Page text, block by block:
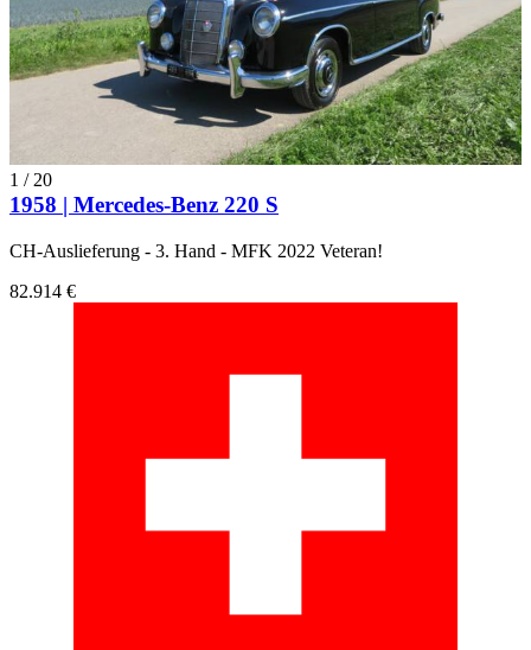
1 / 20
1958 | Mercedes-Benz 220 S
CH-Auslieferung - 3. Hand - MFK 2022 Veteran!
82.914 €